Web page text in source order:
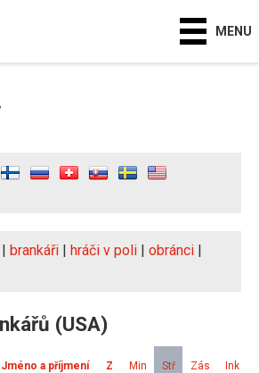
MENU
| brankáři | hráči v poli | obránci |
(USA)
Jméno a příjmení Z Min Stř Zás Ink